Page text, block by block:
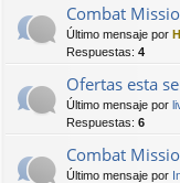
Combat
Último mensaje por
Respuestas: 4
Ofertas esta
Último mensaje por
Respuestas: 6
Combat
Último mensaje por